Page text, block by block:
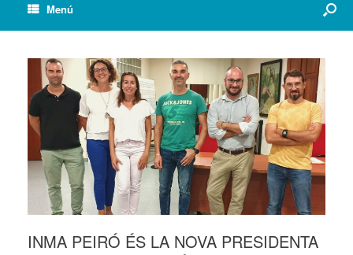
Menú
INMA PEIRÓ ÉS LA NOVA PRESIDENTA